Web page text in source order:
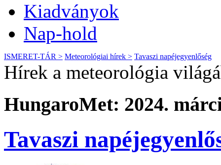
Kiadványok
Nap-hold
ISMERET-TÁR > Meteorológiai hírek > Tavaszi napéjegyenlőség
Hírek a meteorológia
HungaroMet: 2024.
Tavaszi